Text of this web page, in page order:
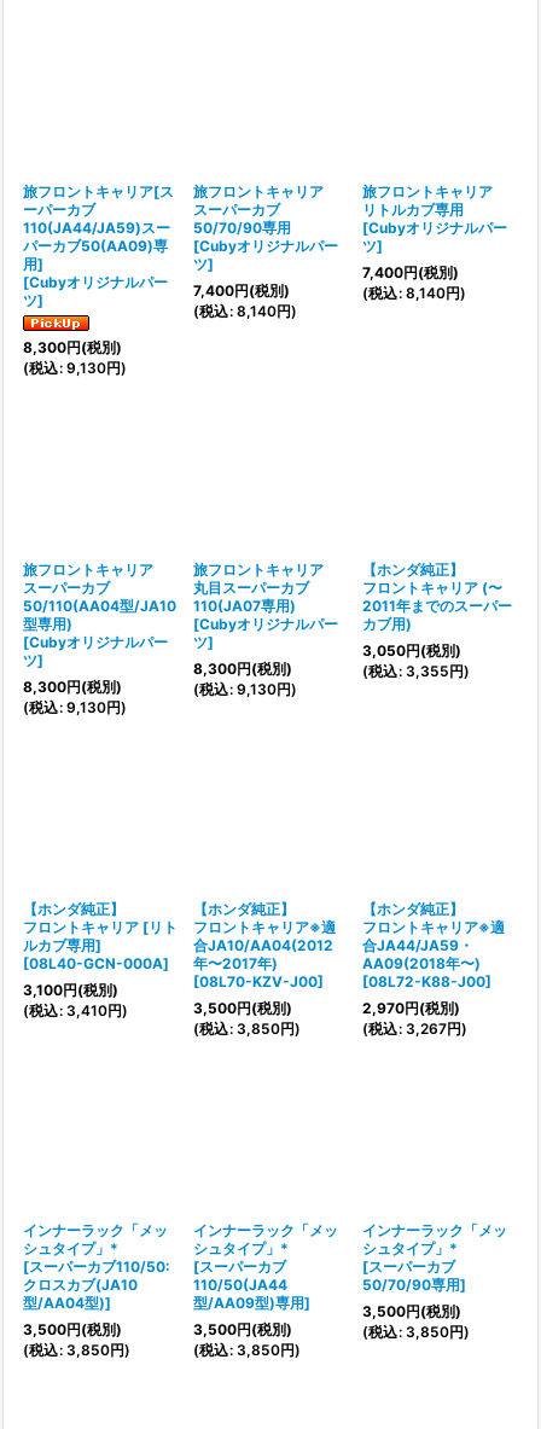
旅フロントキャリア[ス
ーパーカブ
110(JA44/JA59)スー
パーカブ50(AA09)専
用]
[Cubyオリジナルパー
ツ]
8,300円(税別)
(税込: 9,130円)
旅フロントキャリア
スーパーカブ
50/70/90専用
[Cubyオリジナルパー
ツ]
7,400円(税別)
(税込: 8,140円)
旅フロントキャリア
リトルカブ専用
[Cubyオリジナルパー
ツ]
7,400円(税別)
(税込: 8,140円)
旅フロントキャリア
スーパーカブ
50/110(AA04型/JA10
型専用)
[Cubyオリジナルパー
ツ]
8,300円(税別)
(税込: 9,130円)
旅フロントキャリア
丸目スーパーカブ
110(JA07専用)
[Cubyオリジナルパー
ツ]
8,300円(税別)
(税込: 9,130円)
【ホンダ純正】
フロントキャリア (〜
2011年までのスーパー
カブ用)
3,050円(税別)
(税込: 3,355円)
【ホンダ純正】
フロントキャリア [リト
ルカブ専用]
[08L40-GCN-000A]
3,100円(税別)
(税込: 3,410円)
【ホンダ純正】
フロントキャリア※適
合JA10/AA04(2012
年〜2017年)
[08L70-KZV-J00]
3,500円(税別)
(税込: 3,850円)
【ホンダ純正】
フロントキャリア※適
合JA44/JA59・
AA09(2018年〜)
[08L72-K88-J00]
2,970円(税別)
(税込: 3,267円)
インナーラック「メッ
シュタイプ」*
[スーパーカブ110/50:
クロスカブ(JA10
型/AA04型)]
3,500円(税別)
(税込: 3,850円)
インナーラック「メッ
シュタイプ」*
[スーパーカブ
110/50(JA44
型/AA09型)専用]
3,500円(税別)
(税込: 3,850円)
インナーラック「メッ
シュタイプ」*
[スーパーカブ
50/70/90専用]
3,500円(税別)
(税込: 3,850円)